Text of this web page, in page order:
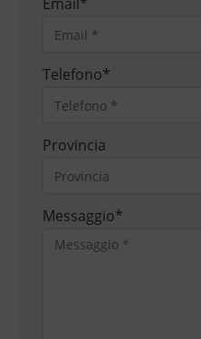
Telefono*
Provincia
Messaggio*